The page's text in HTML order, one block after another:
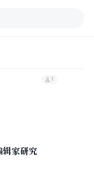
1
辑家研究